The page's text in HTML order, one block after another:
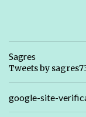
Sagres
Tweets by
google-site-